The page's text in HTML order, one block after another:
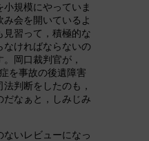
規模にやっていま
会を開いているよ
見習って，積極的な
なければならないの
岡口裁判官が，
を事故の後遺障害
判断をしたのも，
だなぁと，しみじみ
いレビューになっ